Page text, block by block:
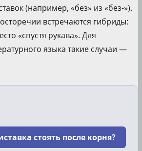
(например, «без» из «без-»).
встречаются гибриды:
«спустя рукава». Для
языка такие случаи —
стоять после корня?